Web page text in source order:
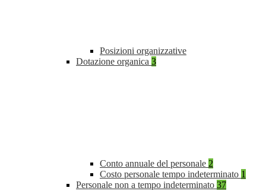
Posizioni organizzative
Dotazione organica 3
Conto annuale del personale 2
Costo personale tempo indeterminato 1
Personale non a tempo indeterminato 37